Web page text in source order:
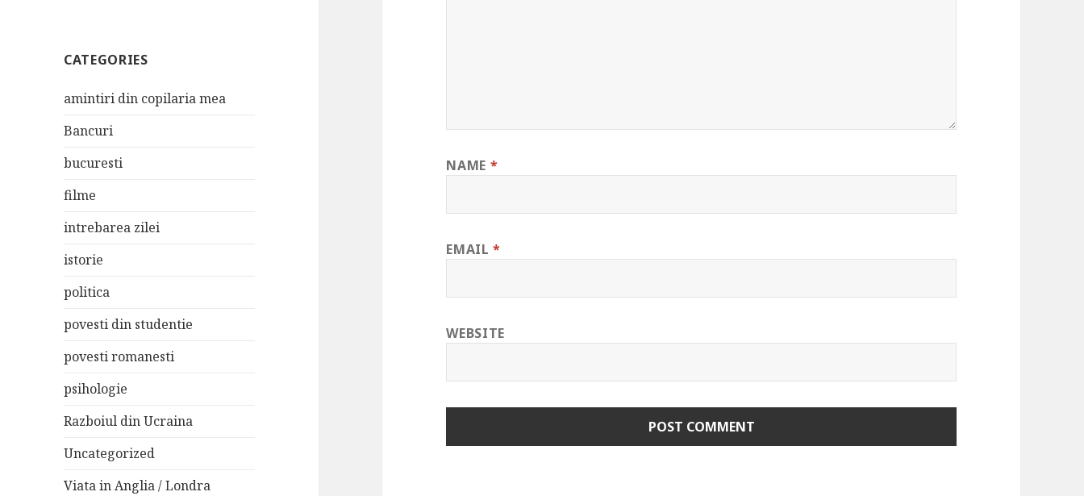
CATEGORIES
amintiri din copilaria mea
Bancuri
bucuresti
filme
intrebarea zilei
istorie
politica
povesti din studentie
povesti romanesti
psihologie
Razboiul din Ucraina
Uncategorized
Viata in Anglia / Londra
NAME *
EMAIL*
WEBSITE